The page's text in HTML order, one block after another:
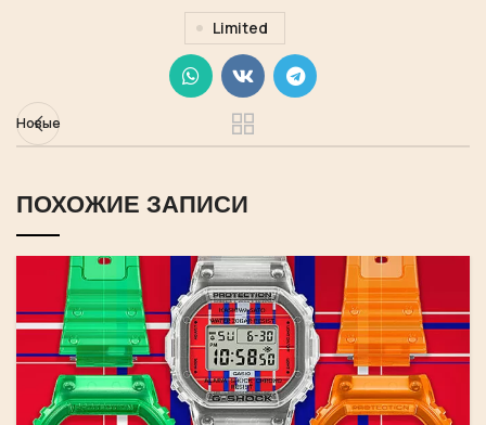
Limited
Новые
ПОХОЖИЕ ЗАПИСИ